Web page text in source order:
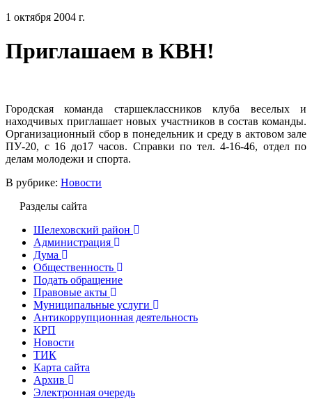
1 октября 2004 г.
Приглашаем в КВН!
Городская команда старшеклассников клуба веселых и
находчивых приглашает новых участников в состав команды.
Организационный сбор в понедельник и среду в актовом зале
ПУ-20, с 16 до17 часов. Справки по тел. 4-16-46, отдел по
делам молодежи и спорта.
В рубрике: Новости
Разделы сайта
Шелеховский район
Администрация
Дума
Общественность
Подать обращение
Правовые акты
Муниципальные услуги
Антикоррупционная деятельность
КРП
Новости
ТИК
Карта сайта
Архив
Электронная очередь